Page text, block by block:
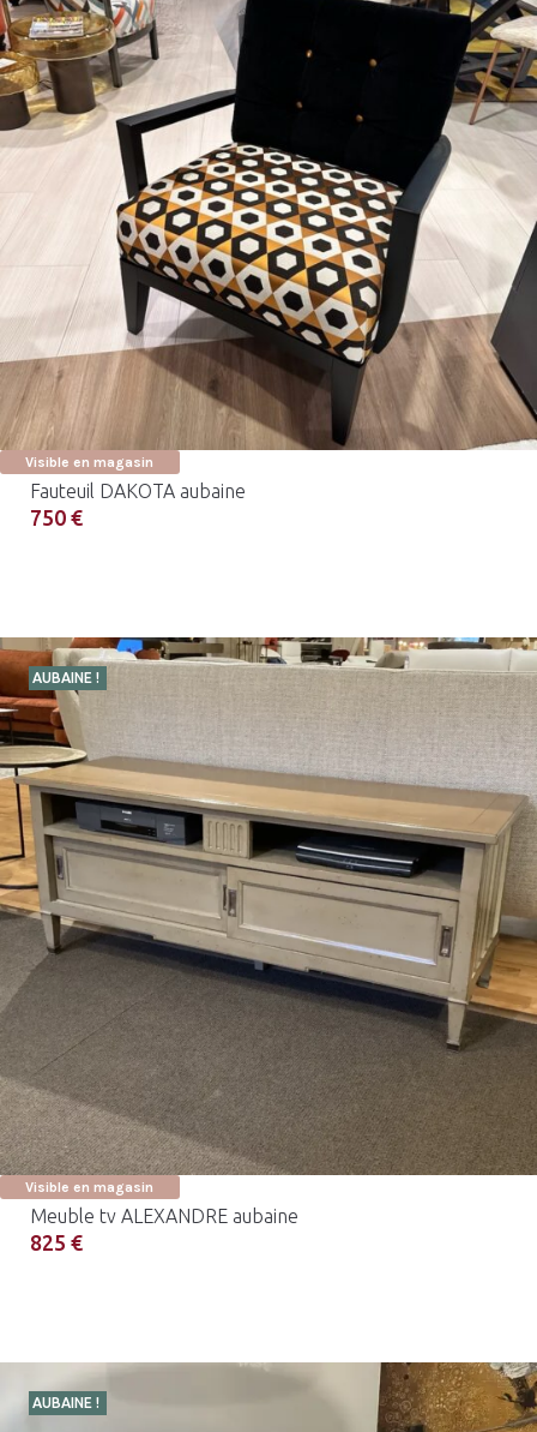
Visible en magasin
Fauteuil DAKOTA aubaine
750 €
AUBAINE !
Visible en magasin
Meuble tv ALEXANDRE aubaine
825 €
AUBAINE !